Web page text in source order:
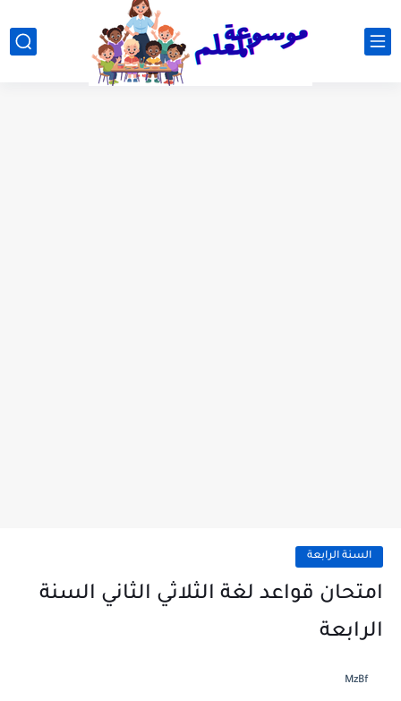
السنة الرابعة
امتحان قواعد لغة الثلاثي الثاني السنة
الرابعة
MzBf